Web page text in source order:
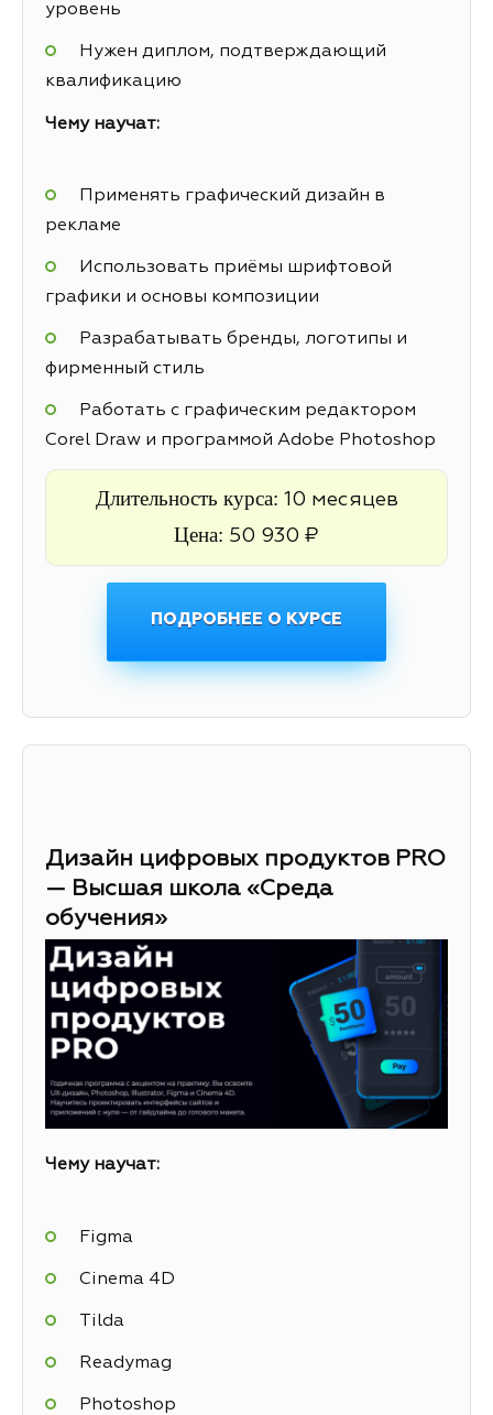
уровень
Нужен диплом, подтверждающий
квалификацию
Чему научат:
Применять графический дизайн в
рекламе
Использовать приёмы шрифтовой
графики и основы композиции
Разрабатывать бренды, логотипы и
фирменный стиль
Работать с графическим редактором
Corel Draw и программой Adobe Photoshop
Длительность курса: 10 месяцев
Цена: 50 930 ₽
ПОДРОБНЕЕ О КУРСЕ
Дизайн цифровых продуктов PRO
— Высшая школа «Среда
обучения»
Чему научат:
Figma
Cinema 4D
Tilda
Readymag
Photoshop